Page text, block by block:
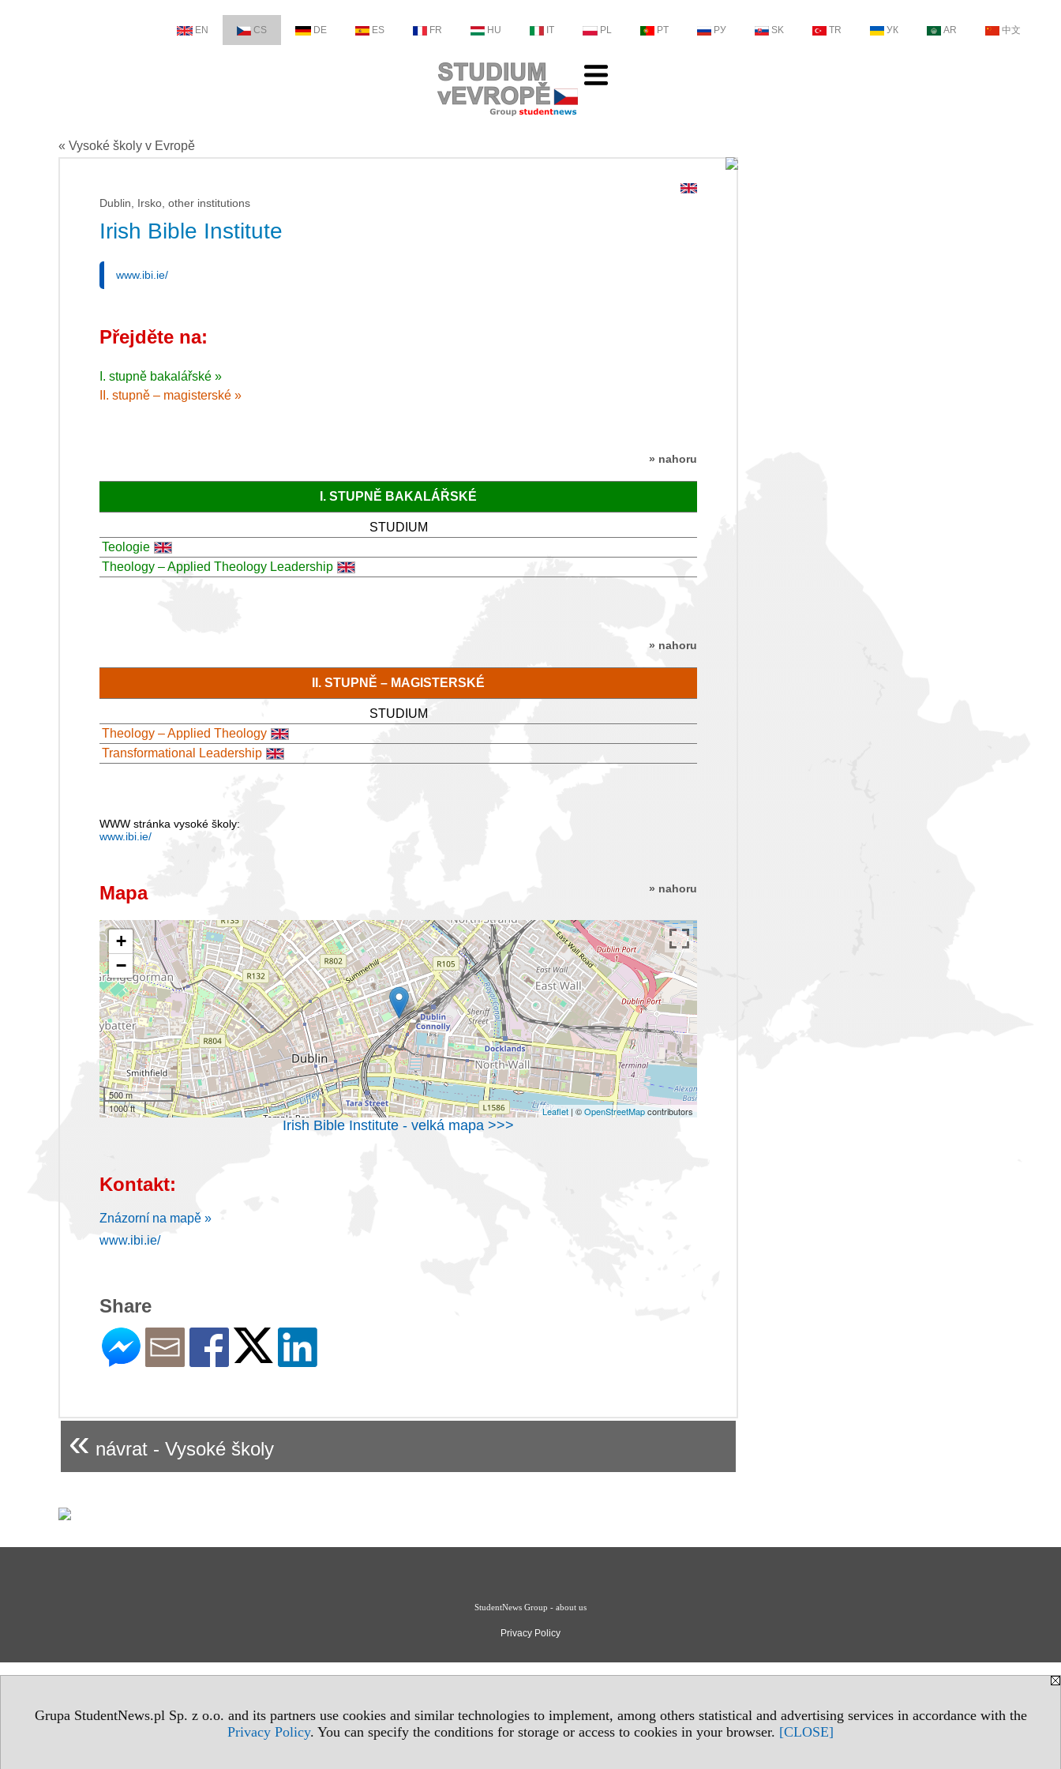
Grupa StudentNews.pl Sp. z o.o. and its partners use cookies and similar technologies to implement, among others statistical and advertising services in accordance with the
Privacy Policy. You can specify the conditions for storage or access to cookies in your browser. [CLOSE]
EN CS DE ES FR HU IT PL PT РУ SK TR УК AR 中文
« Vysoké školy v Evropě
Dublin, Irsko, other institutions
Irish Bible Institute
www.ibi.ie/
Přejděte na:
I. stupně bakalářské »
II. stupně – magisterské »
» nahoru
I. STUPNĚ BAKALÁŘSKÉ
STUDIUM
Teologie
Theology – Applied Theology Leadership
» nahoru
II. STUPNĚ – MAGISTERSKÉ
STUDIUM
Theology – Applied Theology
Transformational Leadership
WWW stránka vysoké školy:
www.ibi.ie/
» nahoru
Mapa
+
−
500 m
1000 ft
Leaflet | ©OpenStreetMapcontributors
Irish Bible Institute - velká mapa >>>
Kontakt:
Znázorní na mapě »
www.ibi.ie/
Share
« návrat - Vysoké školy
StudentNews Group - about us
Privacy Policy